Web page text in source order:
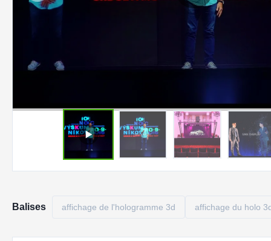
Balises affichage de l'hologramme 3d affichage du holo